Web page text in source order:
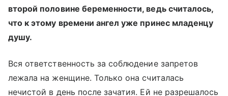
второй половине беременности, ведь считалось,
что к этому времени ангел уже принес младенцу
душу.
Вся ответственность за соблюдение запретов
лежала на женщине. Только она считалась
нечистой в день после зачатия. Ей не разрешалось